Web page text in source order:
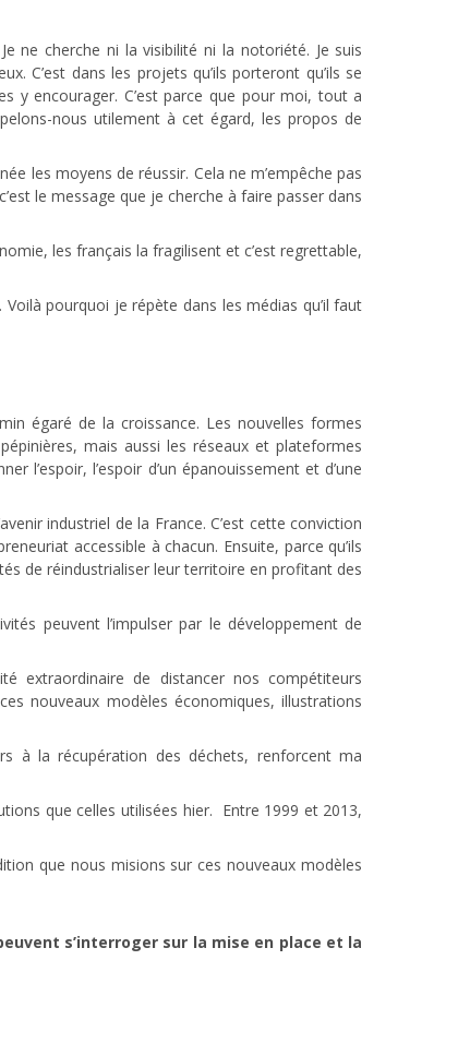
ne cherche ni la visibilité ni la notoriété. Je suis
C’est dans les projets qu’ils porteront qu’ils se
y encourager. C’est parce que pour moi, tout a
nous utilement à cet égard, les propos de
les moyens de réussir. Cela ne m’empêche pas
le message que je cherche à faire passer dans
les français la fragilisent et c’est regrettable,
pourquoi je répète dans les médias qu’il faut
égaré de la croissance. Les nouvelles formes
mais aussi les réseaux et plateformes
l’espoir, l’espoir d’un épanouissement et d’une
industriel de la France. C’est cette conviction
accessible à chacun. Ensuite, parce qu’ils
de réindustrialiser leur territoire en profitant des
peuvent l’impulser par le développement de
extraordinaire de distancer nos compétiteurs
nouveaux modèles économiques, illustrations
à la récupération des déchets, renforcent ma
que celles utilisées hier. Entre 1999 et 2013,
que nous misions sur ces nouveaux modèles
s’interroger sur la mise en place et la